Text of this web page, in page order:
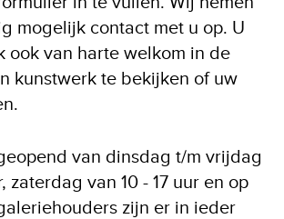
mogelijk contact met u op. U
ook van harte welkom in de
kunstwerk te bekijken of uw
van dinsdag t/m vrijdag
zaterdag van 10 - 17 uur en op
zijn er in ieder